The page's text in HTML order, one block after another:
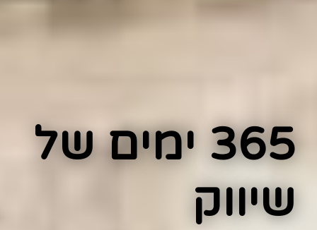
365 ימים של
שיווק